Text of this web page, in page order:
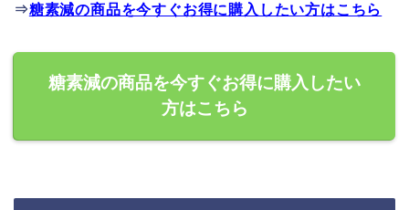
⇒糖素減の商品を今すぐお得に購入したい方はこちら
糖素減の商品を今すぐお得に購入したい
方はこちら